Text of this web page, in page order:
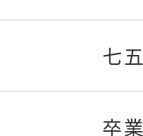
七
卒